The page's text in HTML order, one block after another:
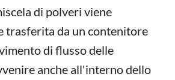
di polveri viene
trasferita da un contenitore
di flusso delle
anche all'interno dello